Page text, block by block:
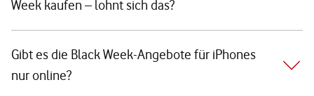
Week kaufen – lohnt sich das?
Gibt es die Black Week-Angebote für iPhones
nur online?